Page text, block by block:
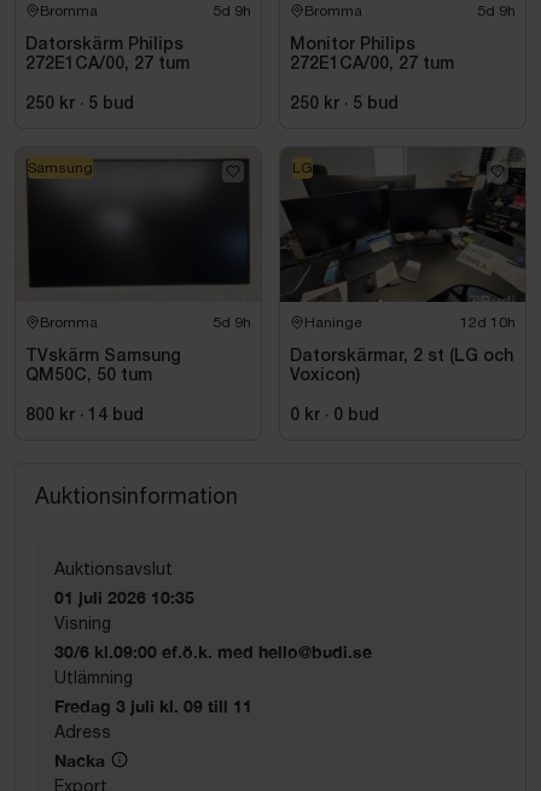
Bromma 5d 9h
Datorskärm Philips
272E1CA/00, 27 tum
250 kr · 5 bud
Bromma 5d 9h
Monitor Philips
272E1CA/00, 27 tum
250 kr · 5 bud
Bromma 5d 9h
TVskärm Samsung
QM50C, 50 tum
800 kr · 14 bud
Samsung
Haninge 12d 10h
Datorskärmar, 2 st (LG och
Voxicon)
0 kr · 0 bud
LG
Auktionsinformation
Auktionsavslut
01 juli 2026 10:35
Visning
30/6 kl.09:00 ef.ö.k. med hello@budi.se
Utlämning
Fredag 3 juli kl. 09 till 11
Adress
Nacka
Export